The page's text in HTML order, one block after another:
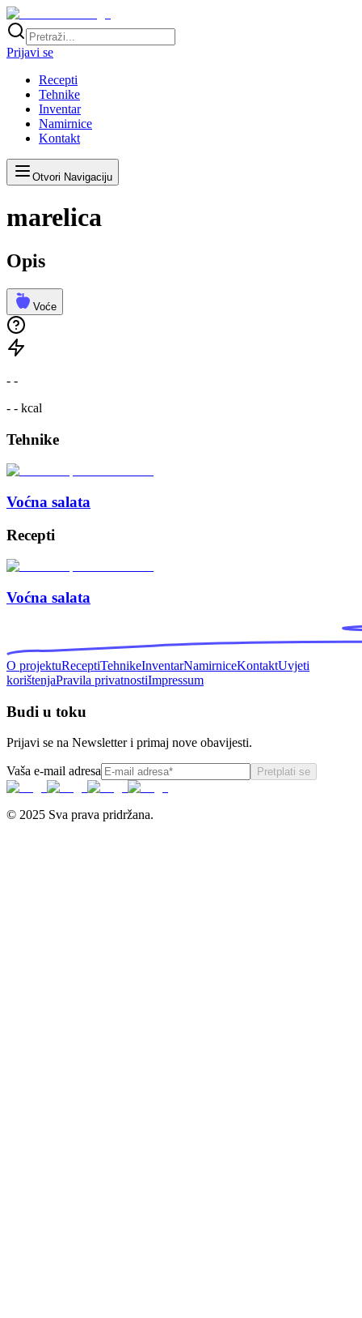
Prijavi se
Recepti
Tehnike
Inventar
Namirnice
Kontakt
Otvori Navigaciju
marelica
Opis
Voće
- -
- - kcal
Tehnike
Voćna salata
Recepti
Voćna salata
O projektuReceptiTehnikeInventarNamirniceKontaktUvjeti
korištenjaPravila privatnostiImpressum
Budi u toku
Prijavi se na Newsletter i primaj nove obavijesti.
Vaša e-mail adresa Pretplati se
© 2025 Sva prava pridržana.